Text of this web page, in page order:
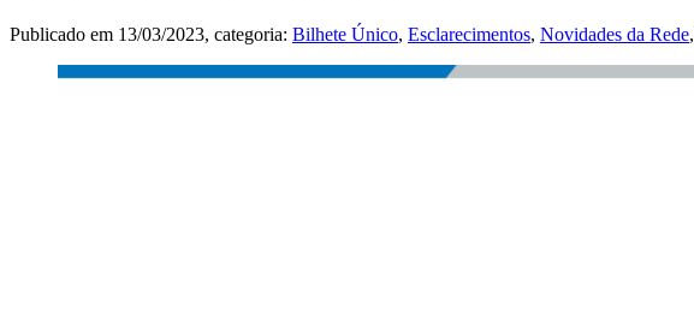
Publicado em 13/03/2023, categoria: Bilhete Único, Esclarecimentos, Novidades da Rede,